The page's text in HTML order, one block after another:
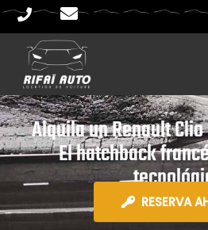
Alquila un Renault
El hatchback
RESERVA